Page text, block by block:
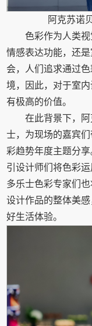
阿克苏诺
色彩作为人类
情感表达功能，还
会，人们追求通过
境，因此，对于室
有极高的价值。
在此背景下，
士，为现场的嘉宾
彩趋势年度主题分
引设计师们将色彩
多乐士色彩专家们
设计作品的整体美
好生活体验。